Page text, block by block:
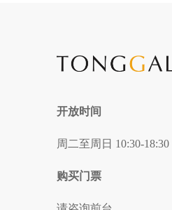
开放时间
周二至周日 10:30-18:30
购买门票